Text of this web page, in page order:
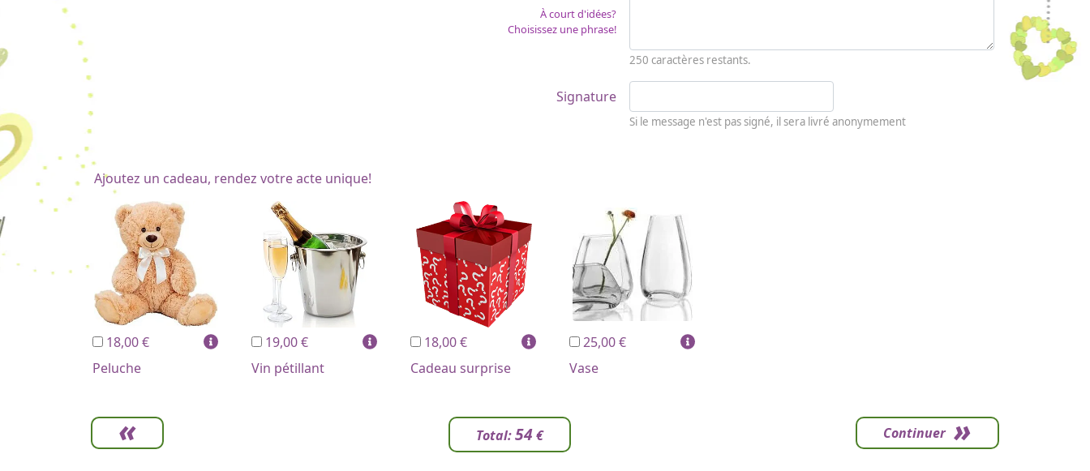
À court d'idées?
Choisissez une phrase!
250 caractères restants.
Signature
Si le message n'est pas signé, il sera livré anonymement
Ajoutez un cadeau, rendez votre acte unique!
18,00 €
Peluche
19,00 €
Vin pétillant
18,00 €
Cadeau surprise
25,00 €
Vase
Total:54€ Continuer